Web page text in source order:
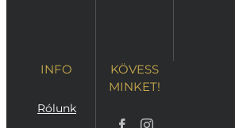
INFO
Rólunk
KÖVESS
MINKET!